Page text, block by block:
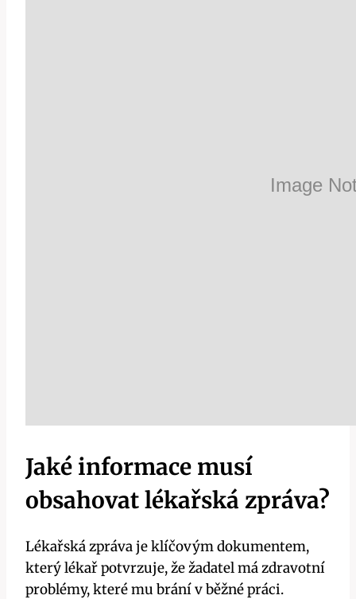
Jaké informace musí
obsahovat lékařská zpráva?
Lékařská zpráva je klíčovým dokumentem,
který lékař potvrzuje, že žadatel má zdravotní
problémy, které mu brání v běžné práci.